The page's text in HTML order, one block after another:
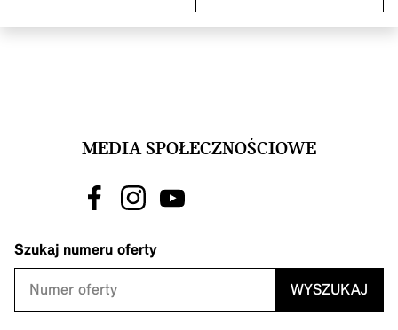
MEDIA SPOŁECZNOŚCIOWE
Szukaj numeru oferty
WYSZUKAJ